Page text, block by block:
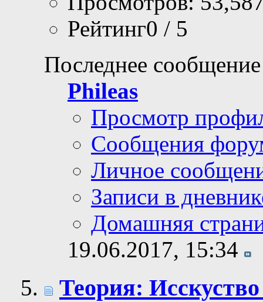
Рейтинг0 / 5
Последнее
Phileas
Просмотр
Сообщения
Личное
Записи в
Домашняя
19.06.2017, 15:34
Теория: